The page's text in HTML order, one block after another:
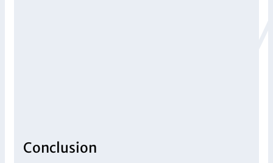
Conclusion